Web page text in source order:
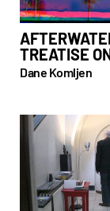
TREATISE
Dane Komljen